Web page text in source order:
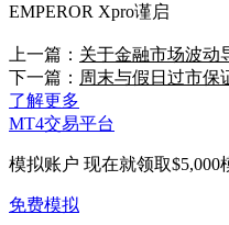
EMPEROR Xpro谨启
上一篇： 关于金融市场波动
下一篇： 周末与假日过市保
了解更多
MT4交易平台
模拟账户 现在就领取$5,000
免费模拟